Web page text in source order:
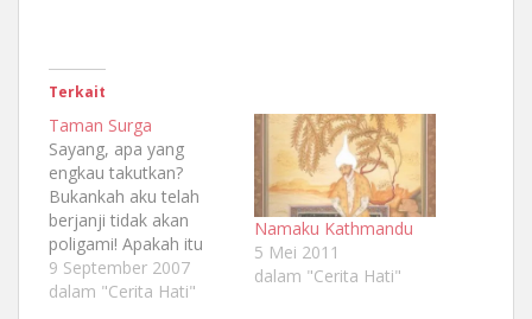
Terkait
Taman Surga
Sayang, apa yang
engkau takutkan?
Bukankah aku telah
berjanji tidak akan
poligami! Apakah itu
tidak cukup bagimu?
Sayang, bukankah aku
9 September 2007
dalam "Cerita Hati"
Namaku Kathmandu
5 Mei 2011
dalam "Cerita Hati"